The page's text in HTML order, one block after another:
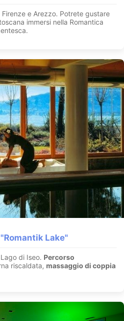
e Arezzo. Potrete gustare
immersi nella Romantica
Lake"
di Iseo. Percorso
riscaldata, massaggio di coppia